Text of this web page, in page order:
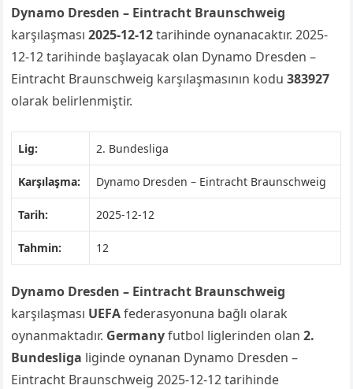
Dynamo Dresden – Eintracht Braunschweig
karşılaşması2025-12-12tarihinde oynanacaktır. 2025-
12-12 tarihinde başlayacak olan Dynamo Dresden –
Eintracht Braunschweig karşılaşmasının kodu383927
olarak belirlenmiştir.
Lig: 2. Bundesliga
Karşılaşma: Dynamo Dresden – Eintracht Braunschweig
Tarih: 2025-12-12
Tahmin: 12
Dynamo Dresden – Eintracht Braunschweig
karşılaşması UEFAfederasyonuna bağlı olarak
oynanmaktadır. Germanyfutbol liglerinden olan2.
Bundesliga liginde oynanan Dynamo Dresden –
Eintracht Braunschweig 2025-12-12 tarihinde